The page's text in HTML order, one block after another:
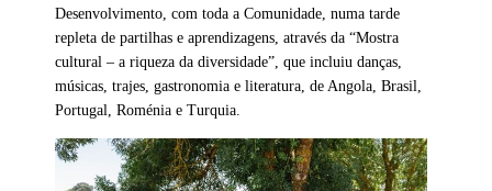
Desenvolvimento, com toda a Comunidade, numa tarde
repleta de partilhas e aprendizagens, através da “Mostra
cultural – a riqueza da diversidade”, que incluiu danças,
músicas, trajes, gastronomia e literatura, de Angola, Brasil,
Portugal, Roménia e Turquia.